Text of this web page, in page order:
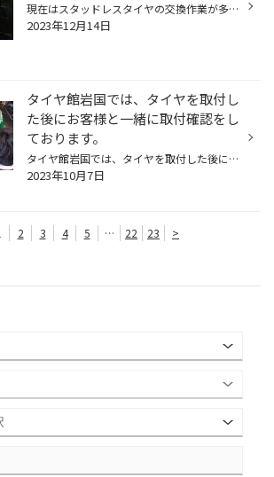
現在はスタッドレスタイヤの交換作業が多くなってますが、その中でも時間をいただきながらもマフラーの交換作業もしております。 今回はN-ONE RSのお客様の依頼でマフラー交換をする事になりました。 現行の軽自動車で6MTでターボ車は今やコレしかないですね。 取付するマフラーはコチラ！ 日差しが...
2023年12月14日
タイヤ館岩国では、タイヤを取付し
た後にお客様と一緒に取付確認をし
ております。
タイヤ館岩国では、タイヤを取付した後にお客様と一緒に取付確認作業をしております。 タイヤのサイズやパタンの確認も同時に行ってます。 タイヤを購入していただいて取付にも安心していただけるようにしておきますので、 お客様との取付確認作業のご協力をよろしくお願いいたします。
2023年10月7日
2 3 4 5 … 22 23 >